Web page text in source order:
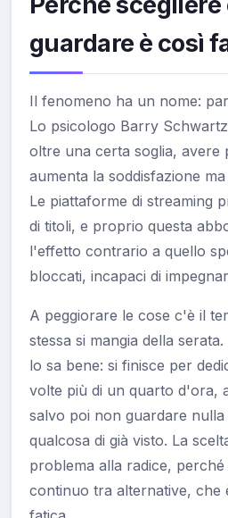
guardare è così
Il fenomeno ha un nome:
Lo psicologo Barry
oltre una certa soglia, avere
aumenta la soddisfazione
Le piattaforme di streaming
di titoli, e proprio questa
l'effetto contrario a quello
bloccati, incapaci di
A peggiorare le cose c'è il
stessa si mangia della
lo sa bene: si finisce per
volte più di un quarto d'ora,
salvo poi non guardare
qualcosa di già visto. La
problema alla radice,
continuo tra alternative, che